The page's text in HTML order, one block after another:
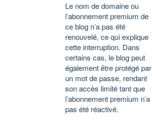
Le nom de domaine ou
l’abonnement premium de
ce blog n’a pas été
renouvelé, ce qui explique
cette interruption. Dans
certains cas, le blog peut
également être protégé par
un mot de passe, rendant
son accès limité tant que
l’abonnement premium n’a
pas été réactivé.